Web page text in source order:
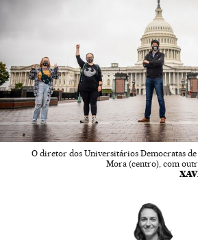
O diretor dos Universitários Democratas
Mora (centro), com